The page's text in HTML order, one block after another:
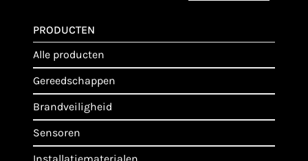
PRODUCTEN
alle producten
gereedschappen
brandveiligheid
sensoren